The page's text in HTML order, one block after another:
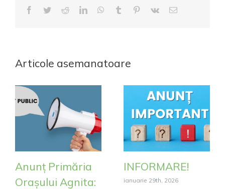
Facebook
TwitterRedditLinkedInWhatsApp
Tumblr Pinterest
Vk
E-
Articole asemanatoare
Anunț Primăria
Orașului Agnita:
INFORMARE!
ianuarie 29th, 2026